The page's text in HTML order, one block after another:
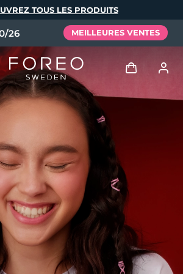
TOUS LES PRODUITS
26 MEILLEURES VENTES
Se connecter
Profil de l'utilisateur
Mes appareils
Mes commandes
Mes adresses
Mes abonnements
Tech Elixir
Set
Deutsch
Español
Italiano
Português
Svenska
Русский
简体中文 繁體中文